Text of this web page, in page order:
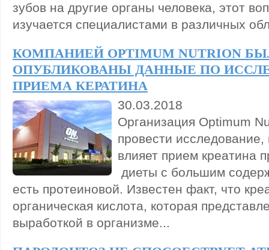
зубов на другие органы человека, этот
изучается специалистами в различных
КОМПАНИЕЙ OPTIMUM NUTRION
ОПУБЛИКОВАНЫ ДАННЫЕ ПО
ПРИЕМА КЕРАТИНА
30.03.2018
Организация Optimum
провести исследование,
влияет прием креатина
диеты с большим
есть протеиновой. Известен факт, что
органическая кислота, которая
выработкой в организме...